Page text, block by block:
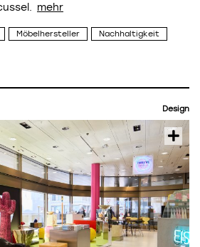
Möbelhersteller Nachhaltigkeit
Design